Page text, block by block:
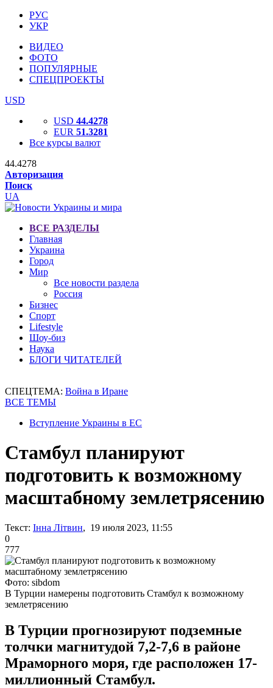
РУС
УКР
ВИДЕО
ФОТО
ПОПУЛЯРНЫЕ
СПЕЦПРОЕКТЫ
USD
USD 44.4278
EUR 51.3281
Все курсы валют
44.4278
Авторизация
Поиск
UA
ВСЕ РАЗДЕЛЫ
Главная
Украина
Город
Мир
Все новости раздела
Россия
Бизнес
Спорт
Lifestyle
Шоу-биз
Наука
БЛОГИ ЧИТАТЕЛЕЙ
СПЕЦТЕМА: Война в Иране
ВСЕ ТЕМЫ
Вступление Украины в ЕС
Стамбул планируют
подготовить к возможному
масштабному землетрясению
Текст: Інна Літвин, 19 июля 2023, 11:55
0
777
Фото: sibdom
В Турции намерены подготовить Стамбул к возможному
землетрясению
В Турции прогнозируют подземные
толчки магнитудой 7,2-7,6 в районе
Мраморного моря, где расположен 17-
миллионный Стамбул.